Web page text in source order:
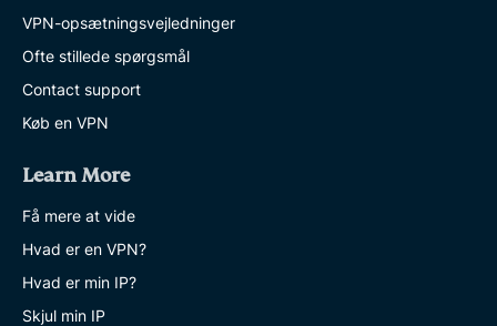
VPN-opsætningsvejledninger
Ofte stillede spørgsmål
Contact support
Køb en VPN
Learn More
Få mere at vide
Hvad er en VPN?
Hvad er min IP?
Skjul min IP